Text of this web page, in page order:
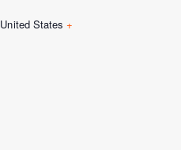
United States +